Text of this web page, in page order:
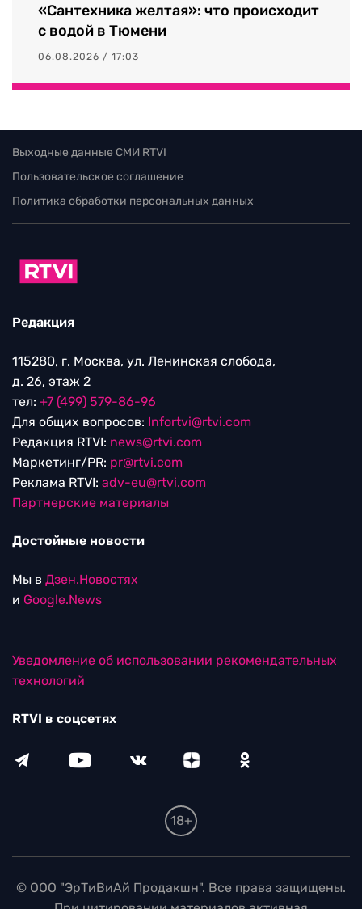
«Сантехника желтая»: что происходит
с водой в Тюмени
06.08.2026 / 17:03
Выходные данные СМИ RTVI
Пользовательское соглашение
Политика обработки персональных данных
Редакция
115280, г. Москва, ул. Ленинская слобода,
д. 26, этаж 2
тел: +7 (499) 579-86-96
Для общих вопросов: Infortvi@rtvi.com
Редакция RTVI: news@rtvi.com
Маркетинг/PR: pr@rtvi.com
Реклама RTVI: adv-eu@rtvi.com
Партнерские материалы
Достойные новости
Мы в Дзен.Новостях
и Google.News
Уведомление об использовании рекомендательных
технологий
RTVI в соцсетях
18+
© ООО "ЭрТиВиАй Продакшн". Все права защищены.